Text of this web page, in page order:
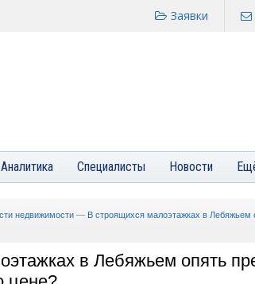
Заявки
Аналитика Специалисты Новости
недвижимости — В строящихся малоэтажках в Лебяжьем
в Лебяжьем опять